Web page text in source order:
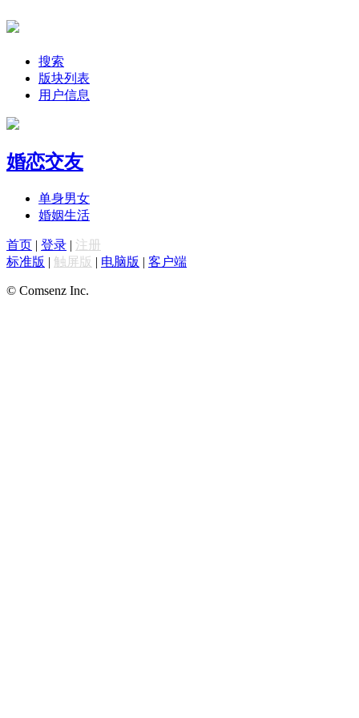
搜索
版块列表
用户信息
婚恋交友
单身男女
婚姻生活
首页 | 登录 | 注册
标准版 | 触屏版 | 电脑版 | 客户端
© Comsenz Inc.